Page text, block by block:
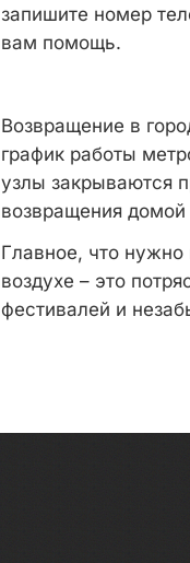
запишите номер
вам помощь.
Возвращение в
график работы
узлы закрываются
возвращения домой
Главное, что нужно
воздухе – это
фестивалей и